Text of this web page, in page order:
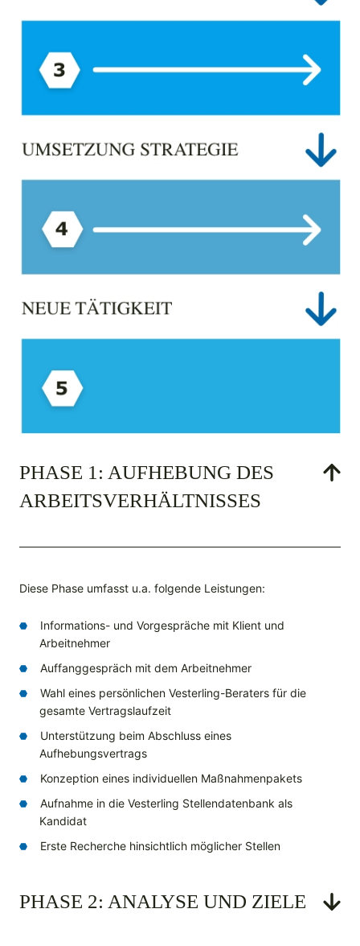
PHASE 1: AUFHEBUNG DES
ARBEITS­VERHÄLTNISSES
Diese Phase umfasst u.a. folgende Leistungen:
Informations- und Vorgespräche mit Klient und
Arbeitnehmer
Auffanggespräch mit dem Arbeitnehmer
Wahl eines persönlichen Vesterling-Beraters für die
gesamte Vertragslaufzeit
Unterstützung beim Abschluss eines
Aufhebungsvertrags
Konzeption eines individuellen Maßnahmenpakets
Aufnahme in die Vesterling Stellendatenbank als
Kandidat
Erste Recherche hinsichtlich möglicher Stellen
PHASE 2: ANALYSE UND ZIELE